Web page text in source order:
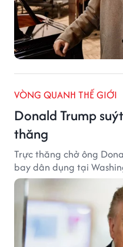
VÒNG QUANH THẾ GIỚI
Donald Trump
thăng
Trực thăng chở ông
bay dân dụng tại